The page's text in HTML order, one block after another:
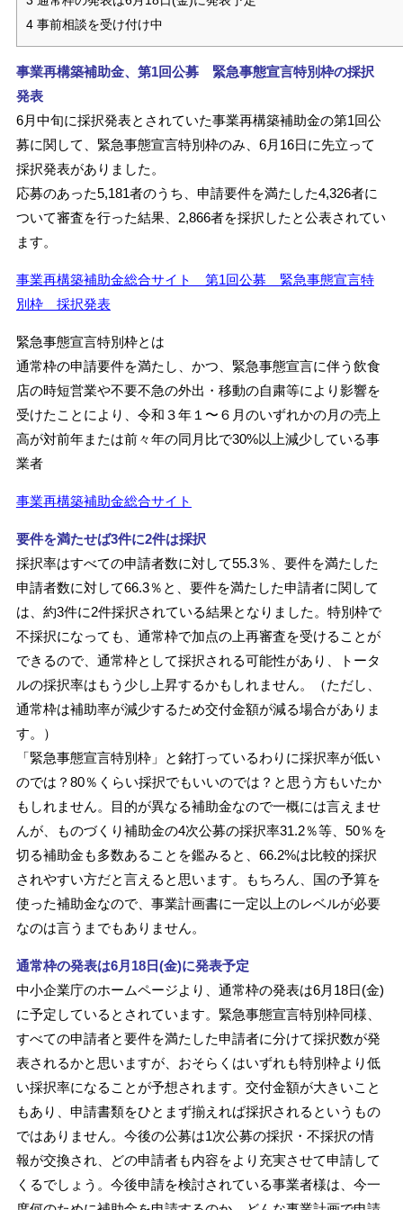
4事前相談を受け付け中
事業再構築補助金、第1回公募 緊急事態宣言特別枠の採択
発表
6月中旬に採択発表とされていた事業再構築補助金の第1回公
募に関して、緊急事態宣言特別枠のみ、6月16日に先立って
採択発表がありました。
応募のあった5,181者のうち、申請要件を満たした4,326者に
ついて審査を行った結果、2,866者を採択したと公表されてい
ます。
事業再構築補助金総合サイト 第1回公募 緊急事態宣言特
別枠 採択発表
緊急事態宣言特別枠とは
通常枠の申請要件を満たし、かつ、緊急事態宣言に伴う飲食
店の時短営業や不要不急の外出・移動の自粛等により影響を
受けたことにより、令和３年１〜６月のいずれかの月の売上
高が対前年または前々年の同月比で30%以上減少している事
業者
事業再構築補助金総合サイト
要件を満たせば3件に2件は採択
採択率はすべての申請者数に対して55.3％、要件を満たした
申請者数に対して66.3％と、要件を満たした申請者に関して
は、約3件に2件採択されている結果となりました。特別枠で
不採択になっても、通常枠で加点の上再審査を受けることが
できるので、通常枠として採択される可能性があり、トータ
ルの採択率はもう少し上昇するかもしれません。（ただし、
通常枠は補助率が減少するため交付金額が減る場合がありま
す。）
「緊急事態宣言特別枠」と銘打っているわりに採択率が低い
のでは？80％くらい採択でもいいのでは？と思う方もいたか
もしれません。目的が異なる補助金なので一概には言えませ
んが、ものづくり補助金の4次公募の採択率31.2％等、50％を
切る補助金も多数あることを鑑みると、66.2%は比較的採択
されやすい方だと言えると思います。もちろん、国の予算を
使った補助金なので、事業計画書に一定以上のレベルが必要
なのは言うまでもありません。
通常枠の発表は6月18日(金)に発表予定
中小企業庁のホームページより、通常枠の発表は6月18日(金)
に予定しているとされています。緊急事態宣言特別枠同様、
すべての申請者と要件を満たした申請者に分けて採択数が発
表されるかと思いますが、おそらくはいずれも特別枠より低
い採択率になることが予想されます。交付金額が大きいこと
もあり、申請書類をひとまず揃えれば採択されるというもの
ではありません。今後の公募は1次公募の採択・不採択の情
報が交換され、どの申請者も内容をより充実させて申請して
くるでしょう。今後申請を検討されている事業者様は、今一